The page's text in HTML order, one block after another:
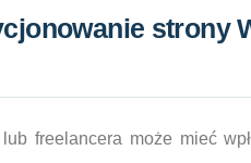
strony
freelancera może mieć